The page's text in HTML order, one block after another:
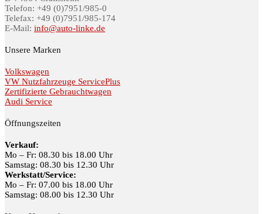
Telefon: +49 (0)7951/985-0
Telefax: +49 (0)7951/985-174
E-Mail: info@auto-linke.de
Unsere Marken
Volkswagen
VW Nutzfahrzeuge ServicePlus
Zertifizierte Gebrauchtwagen
Audi Service
Öffnungszeiten
Verkauf:
Mo – Fr: 08.30 bis 18.00 Uhr
Samstag: 08.30 bis 12.30 Uhr
Werkstatt/Service:
Mo – Fr: 07.00 bis 18.00 Uhr
Samstag: 08.00 bis 12.30 Uhr